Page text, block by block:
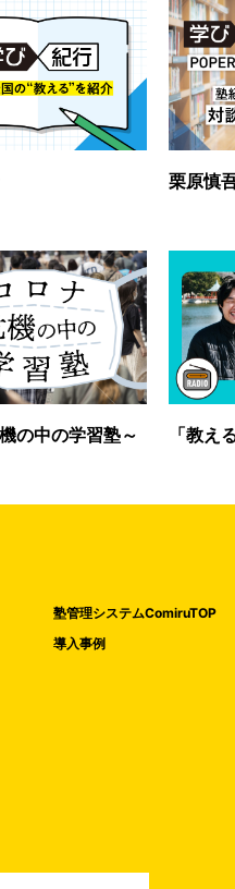
栗原慎
の中の学習塾～ 「教え
塾管理システムComiruTOP
導入事例